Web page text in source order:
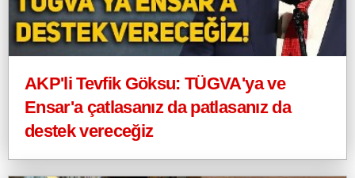
AKP'li Tevfik Göksu: TÜGVA'ya ve
Ensar'a çatlasanız da patlasanız da
destek vereceğiz